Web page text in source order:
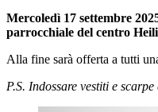
Mercoledì 17 settembre
parrocchiale del centro
Alla fine sarà offerta a tutti
P.S. Indossare vestiti e scarpe